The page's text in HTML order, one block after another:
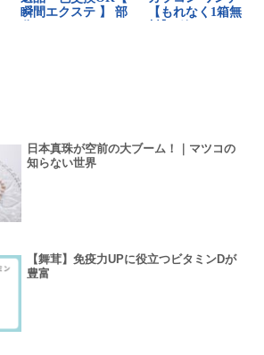
日本真珠が空前の大ブーム！｜マツコの
知らない世界
【舞茸】免疫力UPに役立つビタミンDが
豊富